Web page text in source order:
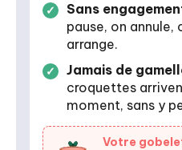
Sans
pause, on
arrange.
Jamais de
croquettes
moment, sans y
Votre